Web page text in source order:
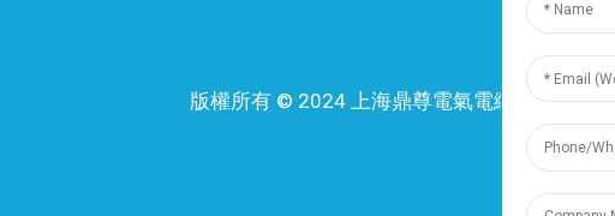
版權所有 © 2024 上海鼎尊電氣電纜股份有限
-網站